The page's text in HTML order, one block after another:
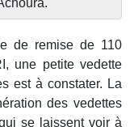
de remise de 110
une petite vedette
est à constater. La
des vedettes
se laissent voir à